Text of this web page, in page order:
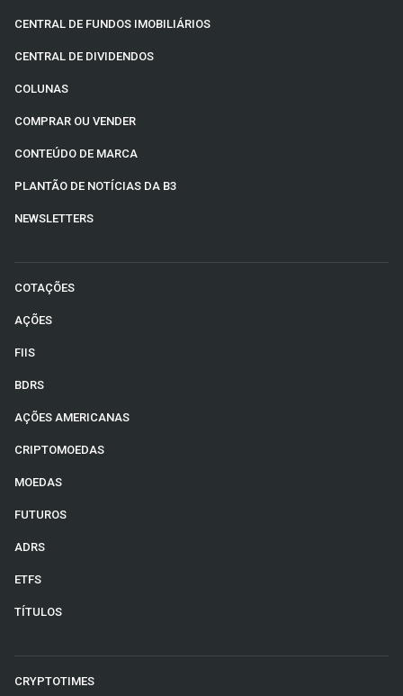
CENTRAL DE FUNDOS IMOBILIÁRIOS
CENTRAL DE DIVIDENDOS
COLUNAS
COMPRAR OU VENDER
CONTEÚDO DE MARCA
PLANTÃO DE NOTÍCIAS DA B3
NEWSLETTERS
COTAÇÕES
AÇÕES
FIIS
BDRS
AÇÕES AMERICANAS
CRIPTOMOEDAS
MOEDAS
FUTUROS
ADRS
ETFS
TÍTULOS
CRYPTOTIMES